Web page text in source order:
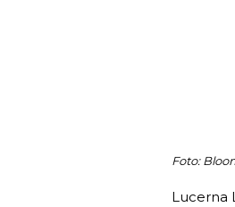
Foto:
Lucerna